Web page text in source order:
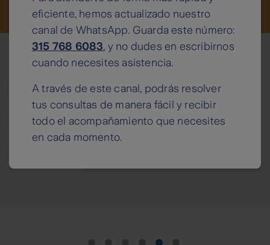
negocio para tu Pyme
Global
Risk
eficiente, hemos actualizado nuestro
canal de WhatsApp. Guarda este número:
315 768 6083, y no dudes en escribirnos
cuando necesites asistencia.
A través de este canal, podrás resolver
tus consultas de manera fácil y recibir
todo el acompañamiento que necesites
en cada momento.